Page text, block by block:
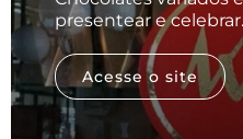
presentear e celebrar.
Acesse o site